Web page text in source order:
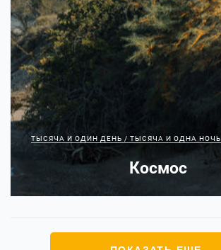
ТЫСЯЧА И ОДИН ДЕНЬ / ТЫСЯЧА И ОДНА НОЧЬ
Космос